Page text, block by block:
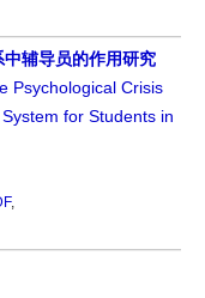
辅导员的作用研究
Psychological Crisis
for Students in
,